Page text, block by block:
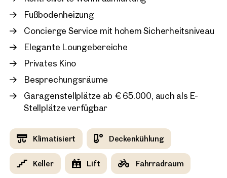
internationalen Luxushotels – diskret, repräsentativ und
stilvoll.
Zusätzlich können Garagenstellplätze ab € 65.000 erworben
werden.
Fußbodenheizung
Concierge Service mit hohem Sicherheitsniveau
Elegante Loungebereiche
Privates Kino
Besprechungsräume
Garagenstellplätze ab € 65.000, auch als E-
Stellplätze verfügbar
Klimatisiert Deckenkühlung
Keller Lift Fahrradraum
Projekte
Verfügbar Quartal 1/2027